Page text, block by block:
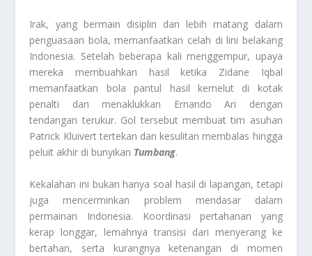
Irak, yang bermain disiplin dan lebih matang dalam
penguasaan bola, memanfaatkan celah di lini belakang
Indonesia. Setelah beberapa kali menggempur, upaya
mereka membuahkan hasil ketika Zidane Iqbal
memanfaatkan bola pantul hasil kemelut di kotak
penalti dan menaklukkan Ernando Ari dengan
tendangan terukur. Gol tersebut membuat tim asuhan
Patrick Kluivert tertekan dan kesulitan membalas hingga
peluit akhir di bunyikan Tumbang.
Kekalahan ini bukan hanya soal hasil di lapangan, tetapi
juga mencerminkan problem mendasar dalam
permainan Indonesia. Koordinasi pertahanan yang
kerap longgar, lemahnya transisi dari menyerang ke
bertahan, serta kurangnya ketenangan di momen